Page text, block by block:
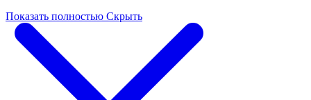
Показать полностью Скрыть